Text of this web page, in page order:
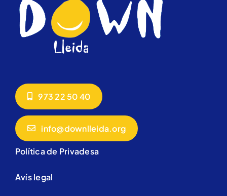
973 22 50 40
info@downlleida.org
Política de Privadesa
Avís legal